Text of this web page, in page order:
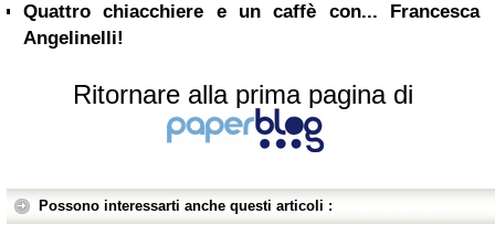
Quattro chiacchiere e un caffè con... Francesca
Angelinelli!
Ritornare alla prima pagina di
Possono interessarti anche questi articoli :